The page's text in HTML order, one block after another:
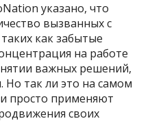
указано, что
вызванных с
как забытые
на работе
важных решений,
Но так ли это на самом
просто применяют
своих